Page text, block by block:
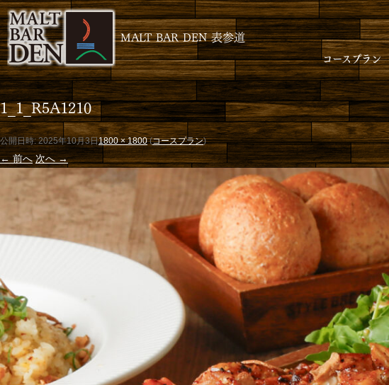
MALT BAR DEN 表参道
コースプラン
1_1_R5A1210
公開日時: 2025年10月3日1800 × 1800(コースプラン)
← 前へ 次へ →